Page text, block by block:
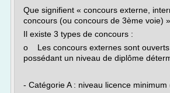
Que signifient « concours externe,
concours (ou concours de 3ème voie)
Il existe 3 types de concours :
o Les concours externes sont ouverts
possédant un niveau de diplôme
- Catégorie A : niveau licence minimum